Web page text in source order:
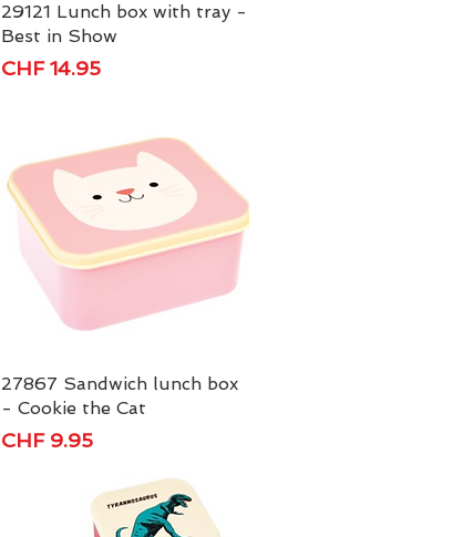
Schnellansicht
29121 Lunch box with tray -
Best in Show
Preis
CHF 14.95
Schnellansicht
27867 Sandwich lunch box
- Cookie the Cat
Preis
CHF 9.95